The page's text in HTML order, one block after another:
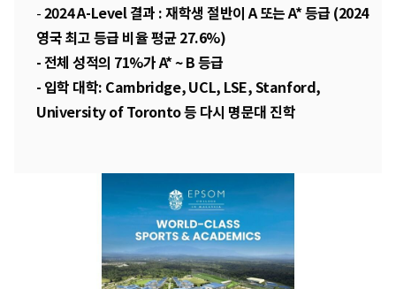
-2024 A-Level 결과 : 재학생 절반이 A 또는 A* 등급 (2024
영국 최고 등급 비율 평균 27.6%)
-전체성적의 71%가 A* ~ B 등급
- 입학 대학: Cambridge, UCL, LSE, Stanford,
University of Toronto 등 다시 명문대 진학